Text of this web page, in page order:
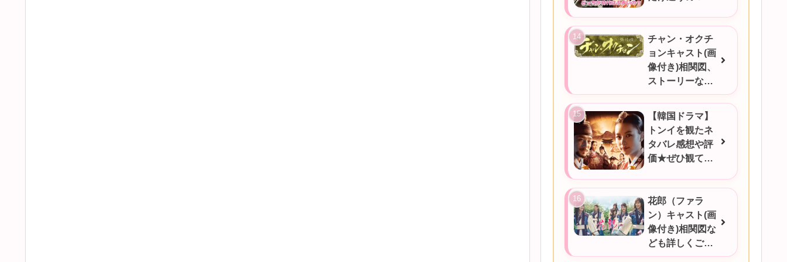
チャン・オクチ
ョンキャスト(画
像付き)相関図、
ストーリーなど
ご紹介★
【韓国ドラマ】
トンイを観たネ
タバレ感想や評
価★ぜひ観てほ
花郎（ファラ
ン）キャスト(画
像付き)相関図な
ども詳しくご紹
介★